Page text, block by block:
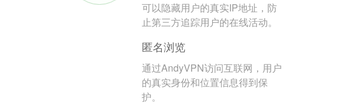
可以隐藏用户的真实IP地址，防
止第三方追踪用户的在线活动。
匿名浏览
通过AndyVPN访问互联网，用户
的真实身份和位置信息得到保
护。